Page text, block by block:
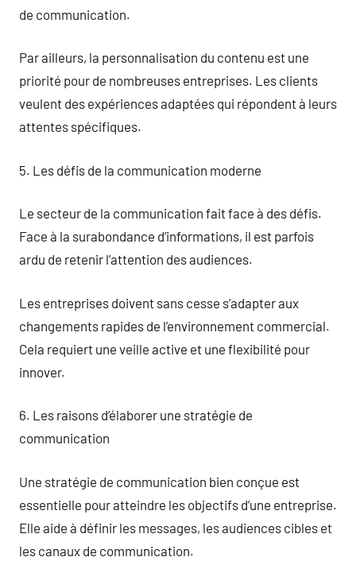
de communication.
Par ailleurs, la personnalisation du contenu est une
priorité pour de nombreuses entreprises. Les clients
veulent des expériences adaptées qui répondent à leurs
attentes spécifiques.
5. Les défis de la communication moderne
Le secteur de la communication fait face à des défis.
Face à la surabondance d’informations, il est parfois
ardu de retenir l’attention des audiences.
Les entreprises doivent sans cesse s’adapter aux
changements rapides de l’environnement commercial.
Cela requiert une veille active et une flexibilité pour
innover.
6. Les raisons d’élaborer une stratégie de
communication
Une stratégie de communication bien conçue est
essentielle pour atteindre les objectifs d’une entreprise.
Elle aide à définir les messages, les audiences cibles et
les canaux de communication.